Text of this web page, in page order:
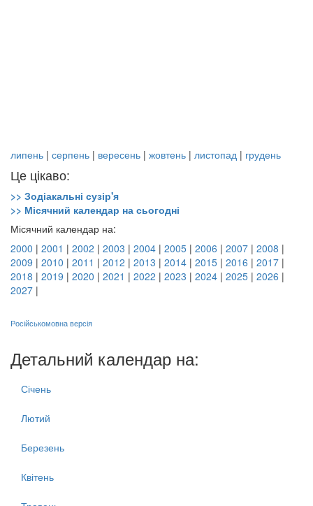
липень | серпень | вересень | жовтень | листопад | грудень
Це цікаво:
>> Зодіакальні сузір'я
>> Місячний календар на сьогодні
Місячний календар на:
2000 | 2001 | 2002 | 2003 | 2004 | 2005 | 2006 | 2007 | 2008 |
2009 | 2010 | 2011 | 2012 | 2013 | 2014 | 2015 | 2016 | 2017 |
2018 | 2019 | 2020 | 2021 | 2022 | 2023 | 2024 | 2025 | 2026 |
2027 |
Російськомовна версія
Детальний календар на:
Січень
Лютий
Березень
Квітень